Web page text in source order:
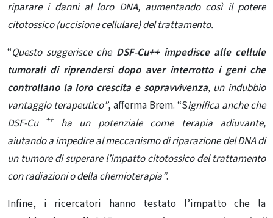
riparare i danni al loro DNA, aumentando così il potere
citotossico (uccisione cellulare) del trattamento.
“Questo suggerisce cheDSF-Cu++ impedisce alle cellule
tumorali di riprendersi dopo aver interrotto i geni che
controllano la loro crescita e sopravvivenza, un indubbio
vantaggio terapeutico”, afferma Brem. “Significa anche che
DSF-Cu
++ha un potenziale come terapia adiuvante,
aiutando a impedire al meccanismo di riparazione del DNA di
un tumore di superare l’impatto citotossico del trattamento
con radiazioni o della chemioterapia”.
Infine, i ricercatori hanno testato l’impatto che la